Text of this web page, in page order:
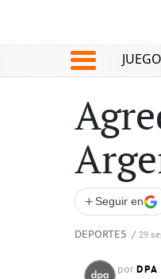
+ Seguir en
DEPORTES / 29
por DPA